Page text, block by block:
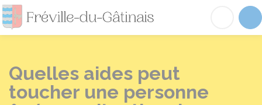
Fréville-du-
Quelles aides peut
toucher une personne